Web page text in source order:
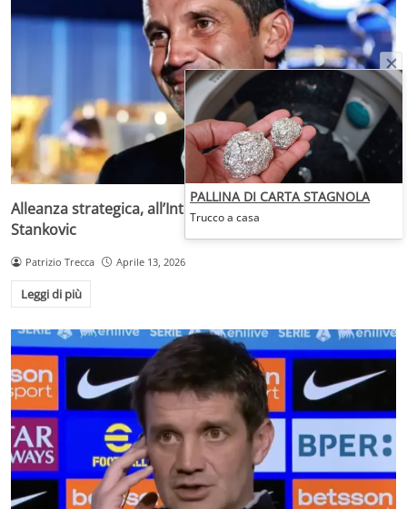
Alleanza strategica, all’Inter per 40 milioni: lo porta
Stankovic
Patrizio Trecca Aprile 13, 2026
Leggi di più
PALLINA DI CARTA STAGNOLA
Trucco a casa